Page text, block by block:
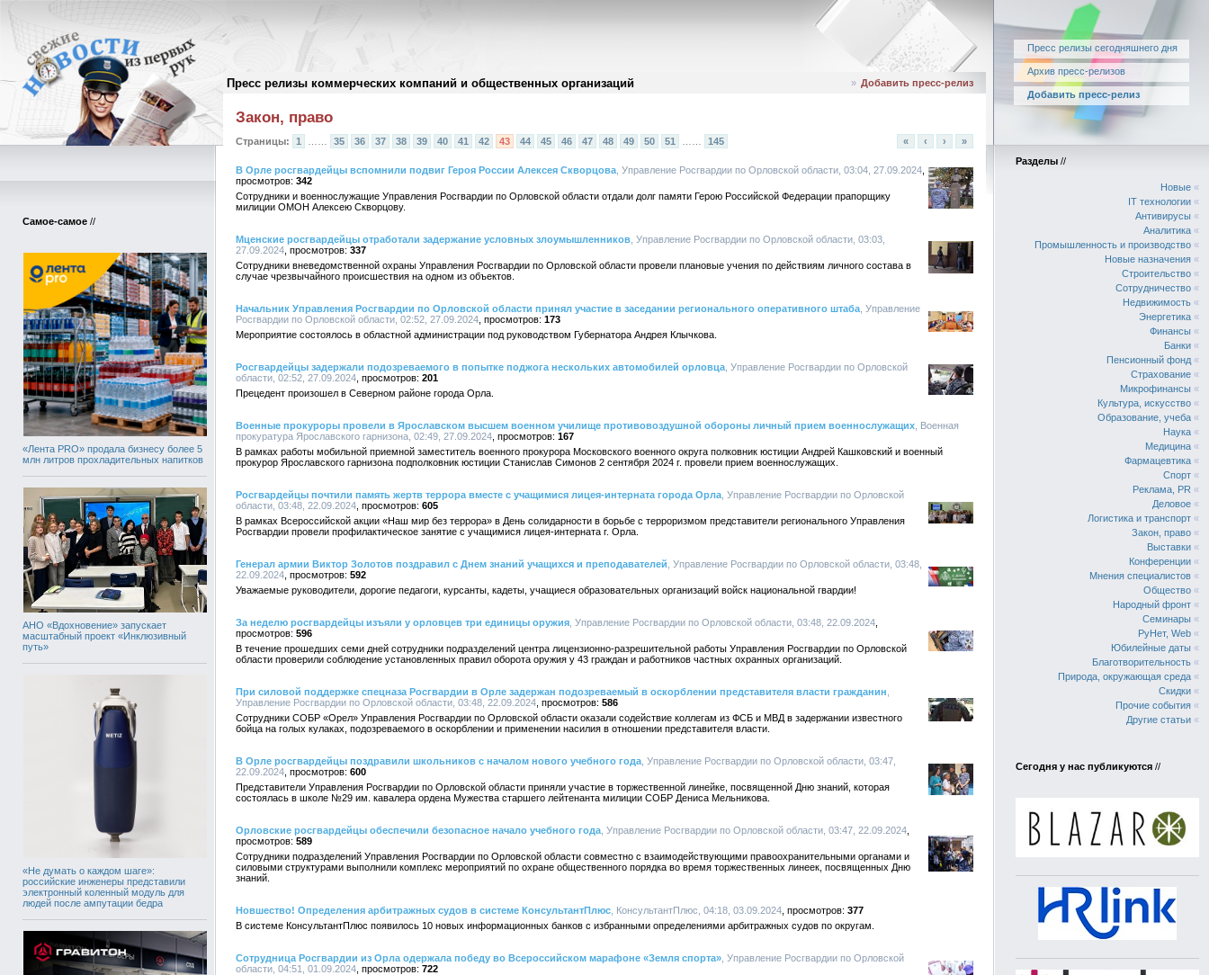
Пресс релизы коммерческих компаний и общественных организаций
Пресс релизы сегодняшнего дня
Архив пресс-релизов
Добавить пресс-релиз
Самое-самое //
«Лента PRO» продала бизнесу более 5
млн литров прохладительных напитков
АНО «Вдохновение» запускает
масштабный проект «Инклюзивный
путь»
«Не думать о каждом шаге»:
российские инженеры представили
электронный коленный модуль для
людей после ампутации бедра
Архив пресс-релизов// » Добавить пресс-релиз
Закон, право
Страницы: 1 35 36 37 38 39 40 41 42 43 44 45 46 47 48 49 50 51 145 « ‹ › »
В Орле росгвардейцы вспомнили подвиг Героя России Алексея Скворцова , Управление Росгвардии по Орловской области, 03:04, 27.09.2024
342
Сотрудники и военнослужащие Управления Росгвардии по Орловской области отдали долг памяти Герою Российской Федерации прапорщику
милиции ОМОН Алексею Скворцову.
Мценские росгвардейцы отработали задержание условных злоумышленников , Управление Росгвардии по Орловской области, 03:03,
27.09.2024
337
Сотрудники вневедомственной охраны Управления Росгвардии по Орловской области провели плановые учения по действиям личного состава в
случае чрезвычайного происшествия на одном из объектов.
Начальник Управления Росгвардии по Орловской области принял участие в заседании регионального оперативного штаба , Управление
Росгвардии по Орловской области, 02:52, 27.09.2024
173
Мероприятие состоялось в областной администрации под руководством Губернатора Андрея Клычкова.
Росгвардейцы задержали подозреваемого в попытке поджога нескольких автомобилей орловца , Управление Росгвардии по Орловской
области, 02:52, 27.09.2024
201
Прецедент произошел в Северном районе города Орла.
Военные прокуроры провели в Ярославском высшем военном училище противовоздушной обороны личный прием военнослужащих , Военная
прокуратура Ярославского гарнизона, 02:49, 27.09.2024
167
В рамках работы мобильной приемной заместитель военного прокурора Московского военного округа полковник юстиции Андрей Кашковский и военный
прокурор Ярославского гарнизона подполковник юстиции Станислав Симонов 2 сентября 2024 г. провели прием военнослужащих.
Росгвардейцы почтили память жертв террора вместе с учащимися лицея-интерната города Орла , Управление Росгвардии по Орловской
области, 03:48, 22.09.2024
605
В рамках Всероссийской акции «Наш мир без террора» в День солидарности в борьбе с терроризмом представители регионального Управления
Росгвардии провели профилактическое занятие с учащимися лицея-интерната г. Орла.
Генерал армии Виктор Золотов поздравил с Днем знаний учащихся и преподавателей , Управление Росгвардии по Орловской области, 03:48,
22.09.2024
592
Уважаемые руководители, дорогие педагоги, курсанты, кадеты, учащиеся образовательных организаций войск национальной гвардии!
За неделю росгвардейцы изъяли у орловцев три единицы оружия , Управление Росгвардии по Орловской области, 03:48, 22.09.2024
596
В течение прошедших семи дней сотрудники подразделений центра лицензионно-разрешительной работы Управления Росгвардии по Орловской
области проверили соблюдение установленных правил оборота оружия у 43 граждан и работников частных охранных организаций.
При силовой поддержке спецназа Росгвардии в Орле задержан подозреваемый в оскорблении представителя власти гражданин
Управление Росгвардии по Орловской области, 03:48, 22.09.2024
586
Сотрудники СОБР «Орел» Управления Росгвардии по Орловской области оказали содействие коллегам из ФСБ и МВД в задержании известного
бойца на голых кулаках, подозреваемого в оскорблении и применении насилия в отношении представителя власти.
В Орле росгвардейцы поздравили школьников с началом нового учебного года , Управление Росгвардии по Орловской области, 03:47,
22.09.2024
600
Представители Управления Росгвардии по Орловской области приняли участие в торжественной линейке, посвященной Дню знаний, которая
состоялась в школе №29 им. кавалера ордена Мужества старшего лейтенанта милиции СОБР Дениса Мельникова.
Орловские росгвардейцы обеспечили безопасное начало учебного года , Управление Росгвардии по Орловской области, 03:47, 22.09.2024
589
Сотрудники подразделений Управления Росгвардии по Орловской области совместно с взаимодействующими правоохранительными органами и
силовыми структурами выполнили комплекс мероприятий по охране общественного порядка во время торжественных линеек, посвященных Дню
знаний.
Новшество! Определения арбитражных судов в системе КонсультантПлюс , КонсультантПлюс, 04:18, 03.09.2024
377
В системе КонсультантПлюс появилось 10 новых информационных банков с избранными определениями арбитражных судов по округам.
Сотрудница Росгвардии из Орла одержала победу во Всероссийском марафоне «Земля спорта» , Управление Росгвардии по Орловской
области, 04:51, 01.09.2024
722
Разделы //
Новые «
IT технологии «
Антивирусы «
Аналитика «
Промышленность и производство «
Новые назначения «
Строительство «
Сотрудничество «
Недвижимость «
Энергетика «
Финансы «
Банки «
Пенсионный фонд «
Страхование «
Микрофинансы «
Культура, искусство «
Образование, учеба «
Наука «
Медицина «
Фармацевтика «
Спорт «
Реклама, PR «
Деловое «
Логистика и транспорт «
Закон, право «
Выставки «
Конференции «
Мнения специалистов «
Общество «
Народный фронт «
Семинары «
РуНет, Web «
Юбилейные даты «
Благотворительность «
Природа, окружающая среда «
Скидки «
Прочие события «
Другие статьи «
Сегодня у нас публикуются //